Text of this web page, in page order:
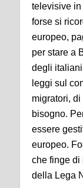
televisive
forse si
europeo,
per stare a
degli
leggi sul
migratori,
bisogno.
essere
europeo.
che finge di
della Lega